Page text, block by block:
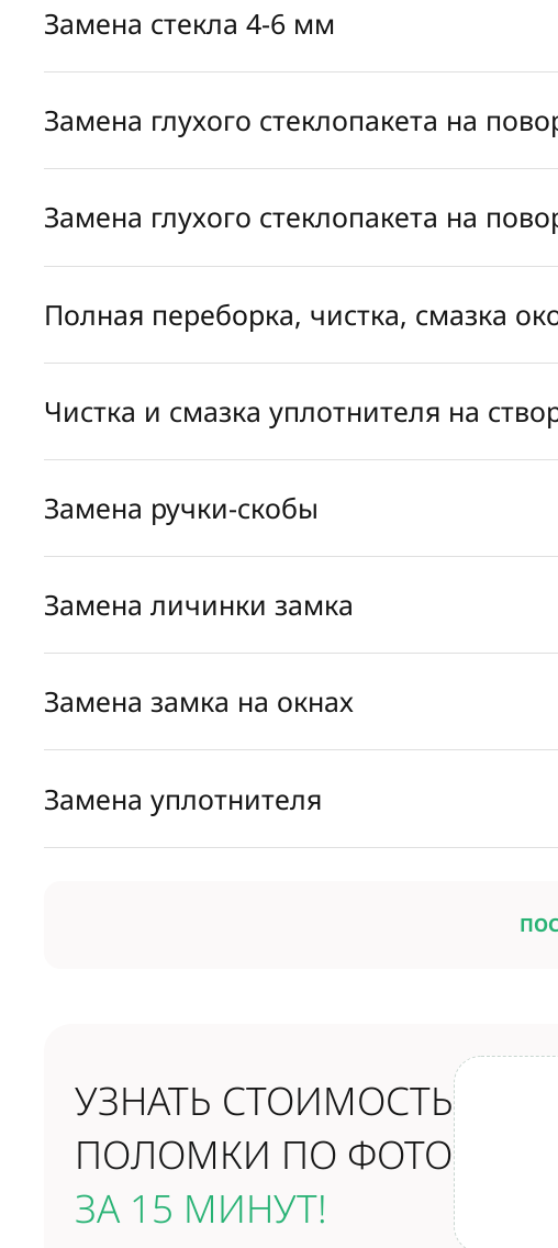
Замена стекла 4-6 мм
Замена глухого стеклопакета на
Замена глухого стеклопакета на
Полная переборка, чистка, смазка
Чистка и смазка уплотнителя на
Замена ручки-скобы
Замена личинки замка
Замена замка на окнах
Замена уплотнителя
УЗНАТЬ СТОИМОСТЬ
ПОЛОМКИ ПО ФОТО
ЗА 15 МИНУТ!